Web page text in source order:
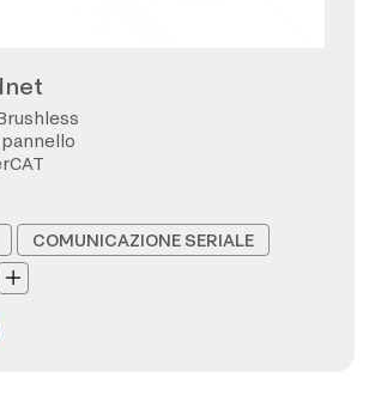
COMUNICAZIONE SERIALE